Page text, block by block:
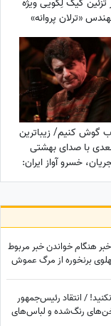
تزئین کیک لِگویی ویژه
«ترلان پروانه»
آقا واگعیه یا
کیکه؟😂
گوش کنیم/ زیباترین
با صدای بهشتی
خسرو آواز ایران:
مهرت پای بندم که
هنگام خواندن خبر مربوط
برنخوره از مرگ عموش
/ انتقاد رئیس‌جمهور
رنگ‌شده و لباس‌های